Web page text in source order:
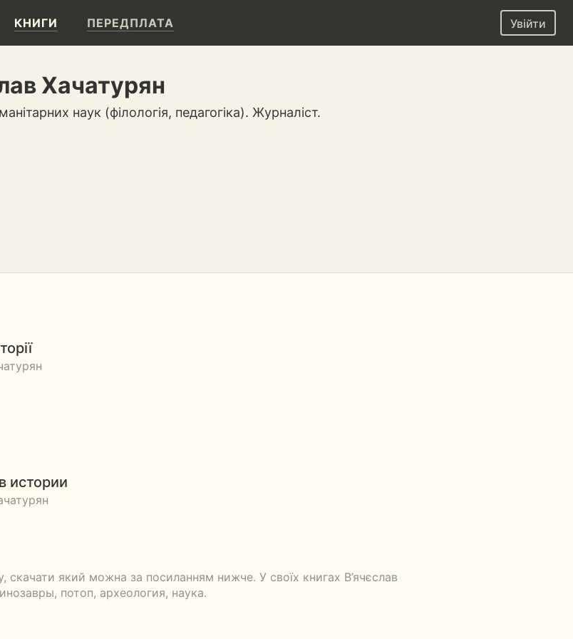
КНИГИ ПЕРЕДПЛАТА Увійти
Хачатурян
наук (філологія, педагогіка). Журналіст.
истории
скачати який можна за посиланням нижче. У своїх книгах В’ячєслав
потоп, археология, наука.